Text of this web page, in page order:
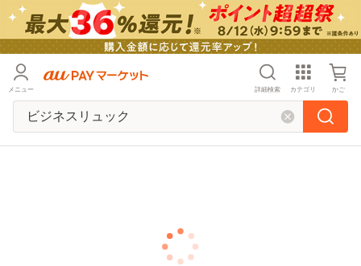
メニュー 詳細検索 カテゴリ かご